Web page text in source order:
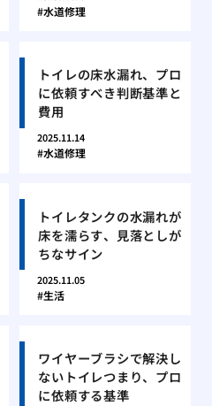
水道修理
トイレの床水漏れ、プロ
に依頼すべき判断基準と
費用
2025.11.14
水道修理
トイレタンクの水漏れが
床を濡らす、見落としが
ちなサイン
2025.11.05
生活
ワイヤーブラシで解決し
ないトイレつまり、プロ
に依頼する基準